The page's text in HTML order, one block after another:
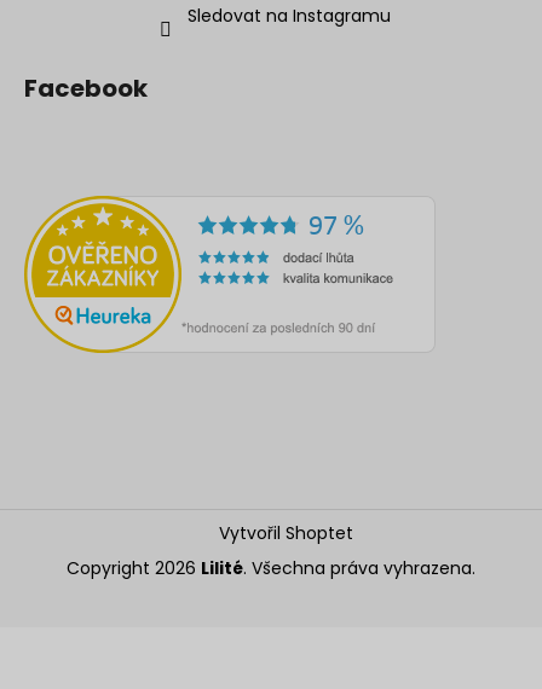
Sledovat na Instagramu
Facebook
Vytvořil Shoptet
Copyright 2026 Lilité. Všechna práva vyhrazena.